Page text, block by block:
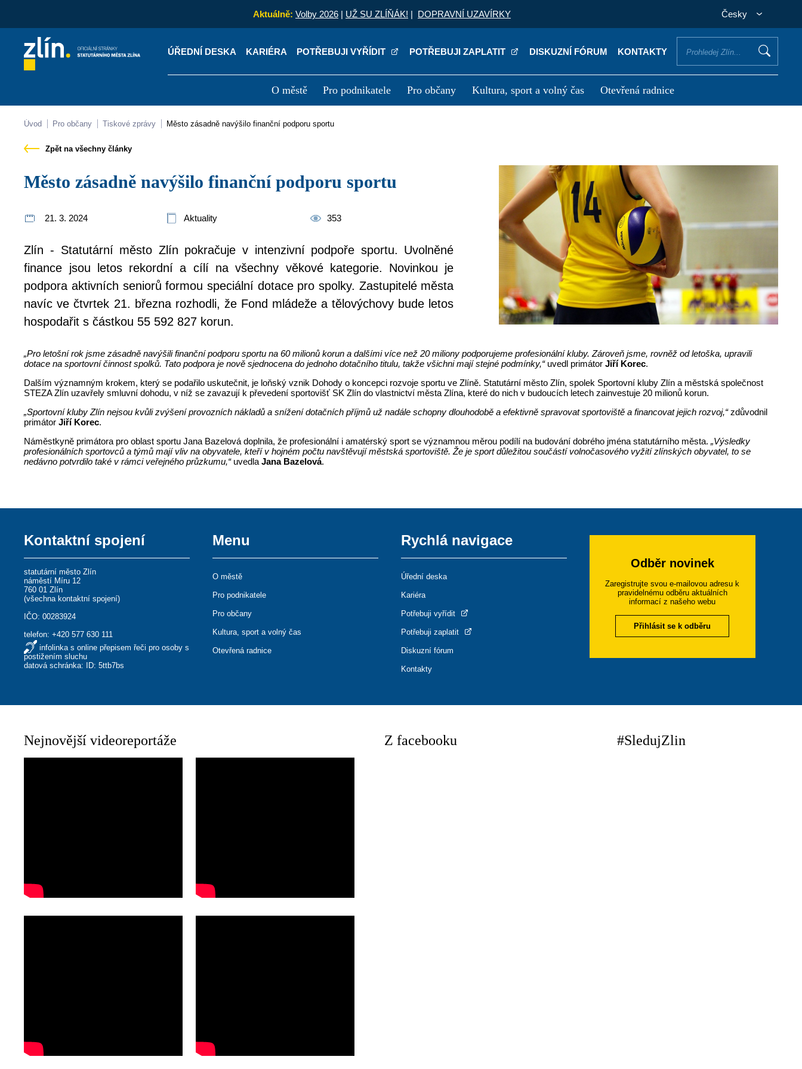
Aktuálně: Volby 2026 | UŽ SU ZLÍŇÁK! | DOPRAVNÍ UZAVÍRKY Česky
ÚŘEDNÍ DESKA KARIÉRA POTŘEBUJI VYŘÍDIT POTŘEBUJI ZAPLATIT DISKUZNÍ FÓRUM KONTAKTY
O městě Pro podnikatele Pro občany Kultura, sport a volný čas Otevřená radnice
Kontakty Úřední deska
Úvod Pro občany Tiskové zprávy Město zásadně navýšilo finanční podporu sportu
Zpět na všechny články
Město zásadně navýšilo finanční podporu sportu
21. 3. 2024 Aktuality 353
Zlín - Statutární město Zlín pokračuje v intenzivní podpoře sportu. Uvolněné
finance jsou letos rekordní a cílí na všechny věkové kategorie. Novinkou je
podpora aktivních seniorů formou speciální dotace pro spolky. Zastupitelé města
navíc ve čtvrtek 21. března rozhodli, že Fond mládeže a tělovýchovy bude letos
hospodařit s částkou 55 592 827 korun.
„Pro letošní rok jsme zásadně navýšili finanční podporu sportu na 60 milionů korun a dalšími více než 20 miliony podporujeme profesionální kluby. Zároveň jsme, rovněž od letoška, upravili
dotace na sportovní činnost spolků. Tato podpora je nově sjednocena do jednoho dotačního titulu, takže všichni mají stejné podmínky,“uvedl primátorJiří Korec.
Dalším významným krokem, který se podařilo uskutečnit, je loňský vznik Dohody o koncepci rozvoje sportu ve Zlíně. Statutární město Zlín, spolek Sportovní kluby Zlín a městská společnost
STEZA Zlín uzavřely smluvní dohodu, v níž se zavazují k převedení sportovišť SK Zlín do vlastnictví města Zlína, které do nich v budoucích letech zainvestuje 20 milionů korun.
„Sportovní kluby Zlín nejsou kvůli zvýšení provozních nákladů a snížení dotačních příjmů už nadále schopny dlouhodobě a efektivně spravovat sportoviště a financovat jejich rozvoj,“zdůvodnil
primátorJiří Korec.
Náměstkyně primátora pro oblast sportu Jana Bazelová doplnila, že profesionální i amatérský sport se významnou měrou podílí na budování dobrého jména statutárního města.„Výsledky
profesionálních sportovců a týmů mají vliv na obyvatele, kteří v hojném počtu navštěvují městská sportoviště. Že je sport důležitou součástí volnočasového vyžití zlínských obyvatel, to se
nedávno potvrdilo také v rámci veřejného průzkumu,“uvedlaJana Bazelová.
Kontaktní spojení
statutární město Zlín
náměstí Míru 12
760 01 Zlín
(všechna kontaktní spojení)
IČO: 00283924
telefon:+420 577 630 111
infolinka s online přepisem řeči pro osoby s
postižením sluchu
datová schránka: ID: 5ttb7bs
Menu
O městě
Pro podnikatele
Pro občany
Kultura, sport a volný čas
Otevřená radnice
Rychlá navigace
Úřední deska
Kariéra
Potřebuji vyřídit
Potřebuji zaplatit
Diskuzní fórum
Kontakty
Odběr novinek
Zaregistrujte svou e-mailovou adresu k
pravidelnému odběru aktuálních
informací z našeho webu
Přihlásit se k odběru
Nejnovější videoreportáže Z facebooku #SledujZlin